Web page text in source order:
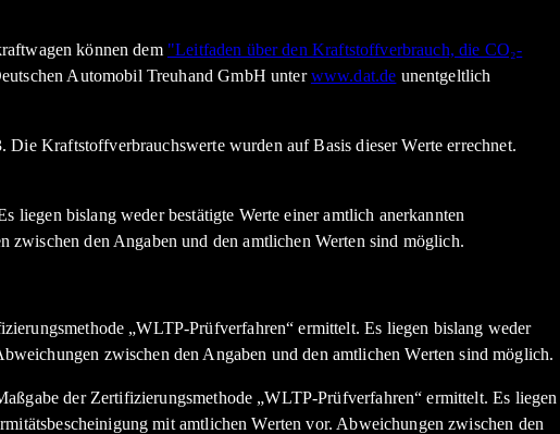
können dem "Leitfaden über den Kraftstoffverbrauch, die CO₂-
Automobil Treuhand GmbH unterwww.dat.de unentgeltlich
Kraftstoffverbrauchswerte wurden auf Basis dieser Werte errechnet.
bislang weder bestätigte Werte einer amtlich anerkannten
den Angaben und den amtlichen Werten sind möglich.
„WLTP-Prüfverfahren“ ermittelt. Es liegen bislang weder
zwischen den Angaben und den amtlichen Werten sind möglich.
der Zertifizierungsmethode „WLTP-Prüfverfahren“ ermittelt. Es liegen
mit amtlichen Werten vor. Abweichungen zwischen den